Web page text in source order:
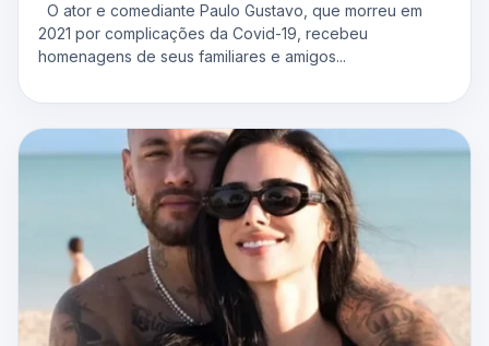
O ator e comediante Paulo Gustavo, que morreu em
2021 por complicações da Covid-19, recebeu
homenagens de seus familiares e amigos...